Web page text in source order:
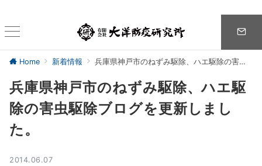
Home 新着情報 兵庫県神戸市のねずみ駆除、ハエ駆除の害虫駆除ブログを更新しました。
兵庫県神戸市のねずみ駆除、ハエ駆
除の害虫駆除ブログを更新しまし
た。
2014.06.07